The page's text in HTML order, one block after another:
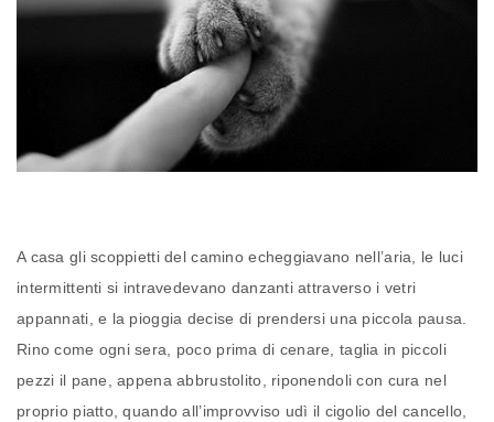
A casa gli scoppietti del camino echeggiavano nell’aria, le luci
intermittenti si intravedevano danzanti attraverso i vetri
appannati, e la pioggia decise di prendersi una piccola pausa.
Rino come ogni sera, poco prima di cenare, taglia in piccoli
pezzi il pane, appena abbrustolito, riponendoli con cura nel
proprio piatto, quando all’improvviso udì il cigolio del cancello,